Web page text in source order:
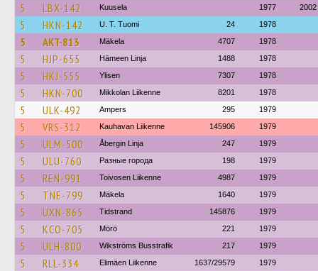
5 LBX-142 Kuusela 1977 2002
5 HKN-142 U. T. Tuomi 24 1978
5 AKT-813 Mäkela 4707 1978
5 HJP-655 Hämeen Linja 1488 1978
5 HKJ-555 Ylisen 7307 1978
5 HKN-700 Mikkolan Liikenne 8201 1978
5 ULK-492 Ampers 295 1979
5 VRS-312 Kauhavan Liikenne 145906 1979
5 ULM-500 Åbergin Linja 247 1979
5 ULU-760 Разные города 198 1979
5 REN-991 Toivosen Liikenne 4987 1979
5 TNE-799 Mäkela 1640 1979
5 UXN-865 Tidstrand 145876 1979
5 KCO-705 Mörö 221 1979
5 ULH-800 Wikströms Busstrafik 217 1979
5 RLL-334 Elimäen Liikenne 1637/29579 1979